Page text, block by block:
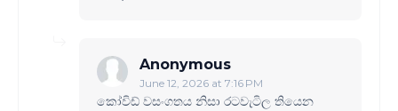
Anonymous
June 12, 2026 at 7:16 PM
කෝවිඩ් වසංගතය නිසා රටවැටිල තියෙන